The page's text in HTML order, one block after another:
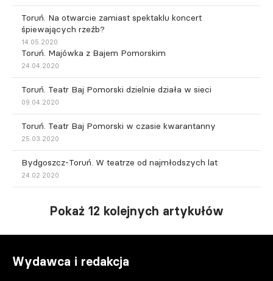
Toruń. Na otwarcie zamiast spektaklu koncert
śpiewających rzeźb?
14.05.2020
Toruń. Majówka z Bajem Pomorskim
24.04.2020
Toruń. Teatr Baj Pomorski dzielnie działa w sieci
09.04.2020
Toruń. Teatr Baj Pomorski w czasie kwarantanny
25.03.2020
Bydgoszcz-Toruń. W teatrze od najmłodszych lat
24.02.2020
Pokaż 12 kolejnych artykułów
Wydawca i redakcja